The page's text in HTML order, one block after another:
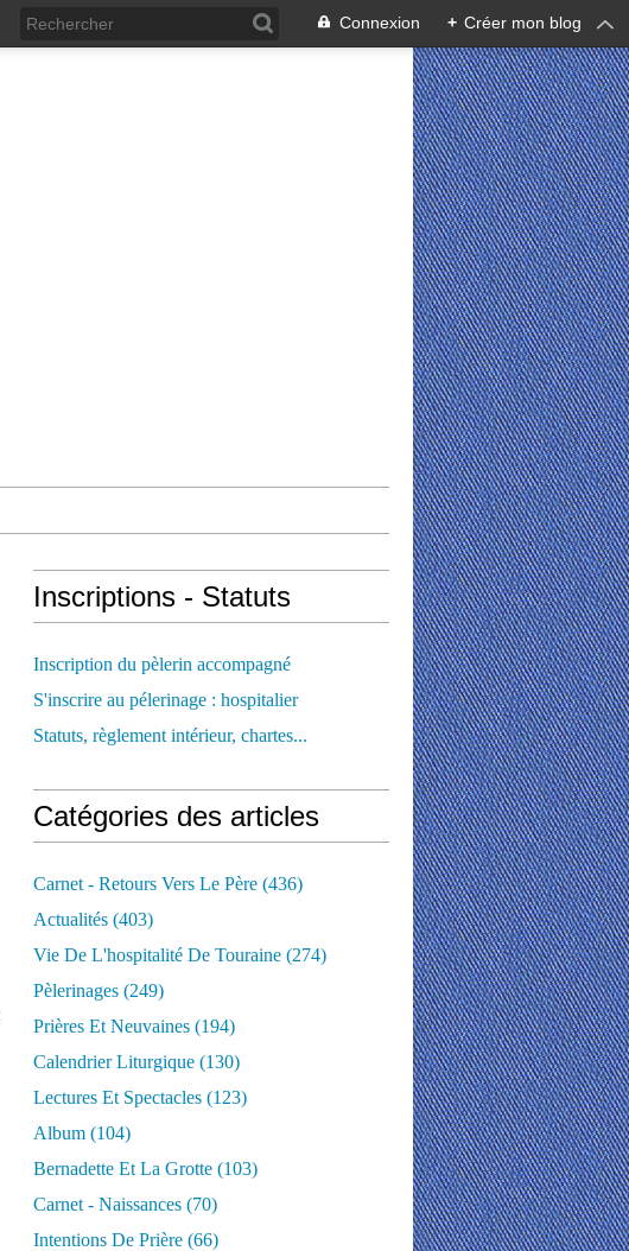
Connexion + Créer mon blog
Inscriptions - Statuts
Inscription du pèlerin accompagné
S'inscrire au pélerinage : hospitalier
Statuts, règlement intérieur, chartes...
Catégories des articles
Carnet - Retours Vers Le Père (436)
Actualités (403)
Vie De L'hospitalité De Touraine (274)
Pèlerinages (249)
Prières Et Neuvaines (194)
Calendrier Liturgique (130)
Lectures Et Spectacles (123)
Album (104)
Bernadette Et La Grotte (103)
Carnet - Naissances (70)
Intentions De Prière (66)